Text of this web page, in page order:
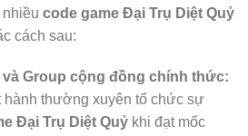
nhiều code game Đại Trụ Diệt Quỷ
cách sau:
và Group cộng đồng chính thức:
thường xuyên tổ chức sự
Đại Trụ Diệt Quỷkhi đạt mốc